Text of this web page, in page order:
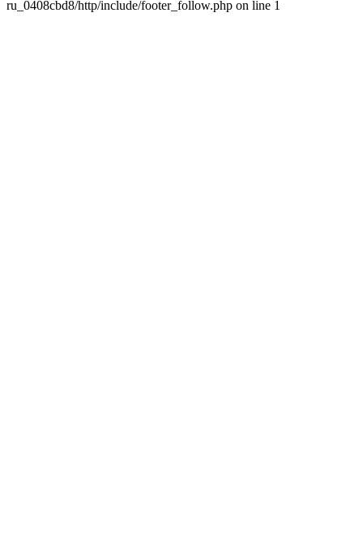
ru_0408cbd8/http/include/footer_follow.php on line 1